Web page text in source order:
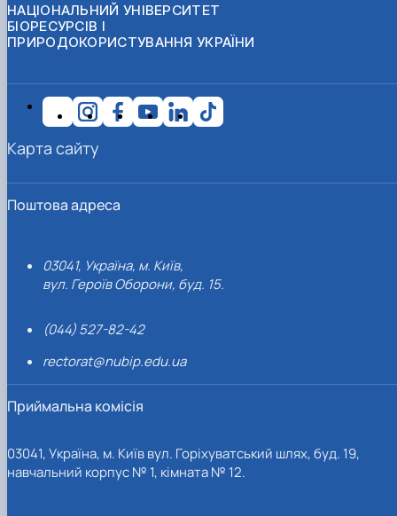
НАЦІОНАЛЬНИЙ УНІВЕРСИТЕТ
БІОРЕСУРСІВ І
ПРИРОДОКОРИСТУВАННЯ УКРАЇНИ
Поштова адреса
03041, Україна, м. Київ,
вул. Героїв Оборони, буд. 15.
(044) 527-82-42
rectorat@nubip.edu.ua
Приймальна комісія
03041, Україна, м. Київ вул. Горіхуватський шлях, буд. 19,
навчальний корпус № 1, кімната № 12.
Карта сайту